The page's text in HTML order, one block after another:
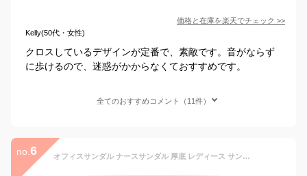
価格と在庫を楽天でチェック >>
Kelly(50代・女性)
クロスしているデザインが定番で、素敵です。音がならず
に歩けるので、迷惑がかからなくておすすめです。
全てのおすすめコメント（11件）
no. 6 オフィスサンダル ナースサンダル 厚底 レディース サンダル 黒 疲れない 疲れにくい 静音 美脚 軽量 ストラップ おしゃれ 6451 6455 6462 送料無料